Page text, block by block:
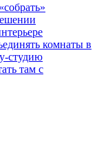
комнаты в
студию
там с